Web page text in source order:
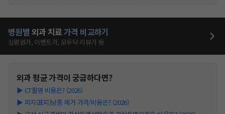
병원별 외과 치료가격 비교하기
심평원가, 이벤트가, 모두닥 리뷰가 등
외과평균 가격이 궁금하다면?
▶ CT촬영 비용은? (2026)
▶ 피지(표피)낭종 제거 가격/비용은? (2026)